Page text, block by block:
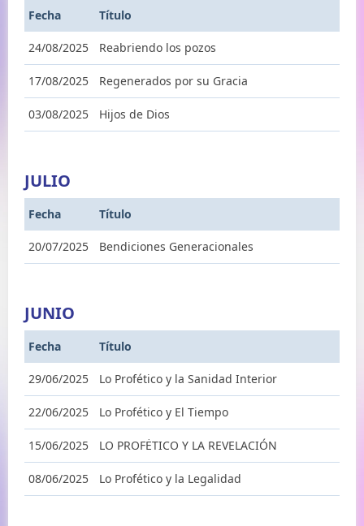
Fecha Título
24/08/2025 Reabriendo los pozos
17/08/2025 Regenerados por su Gracia
03/08/2025 Hijos de Dios
JULIO
Fecha Título
20/07/2025 Bendiciones Generacionales
JUNIO
Fecha Título
29/06/2025 Lo Profético y la Sanidad Interior
22/06/2025 Lo Profético y El Tiempo
15/06/2025 LO PROFĖTICO Y LA REVELACIÓN
08/06/2025 Lo Profético y la Legalidad